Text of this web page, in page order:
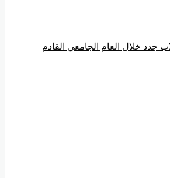
جدد خلال العام الجامعي القادم